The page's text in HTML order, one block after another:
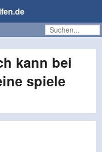
kann bei
spiele